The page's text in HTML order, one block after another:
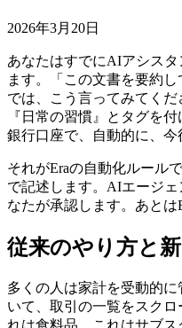
2026年3月20日
あなたはすでにAIアシス
ます。「この文書を要約し
では、こう言ってみてく
『日常の習慣』とタグを
銀行口座で、自動的に、今
それがEraの自動化ルール
で記述します。AIエージ
なたが承認します。あとは
従来のやり方と
多くの人は家計を受動的
いて、取引の一覧をスク
れは食料品、これはサブス